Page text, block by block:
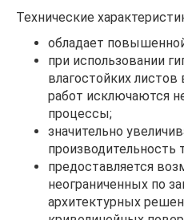
Технические
обладает
при использовании
влагостойких
работ исключаются
процессы;
значительно
производительность
предоставляется
неограниченных по
архитектурных